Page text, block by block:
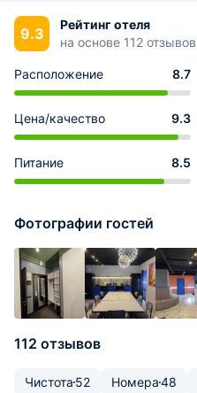
9.3
Рейтинг отеля
на основе 112 отзывов
Расположение 8.7
Цена/качество 9.3
Питание 8.5
Фотографии гостей
112 отзывов
Чистота 52 Номера48